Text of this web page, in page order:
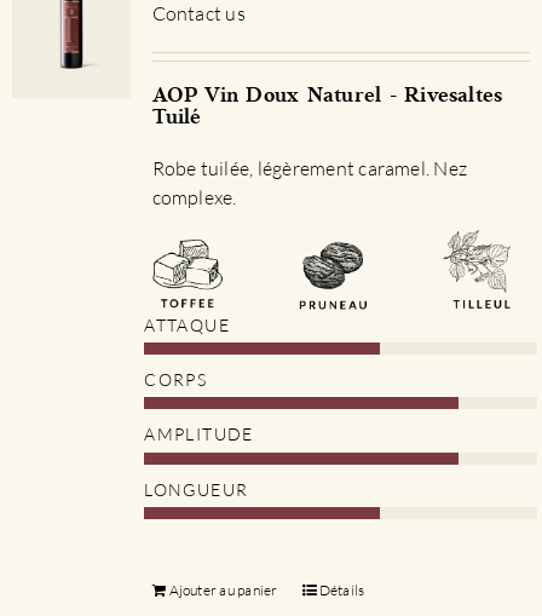
Contact us
AOP Vin Doux Naturel - Rivesaltes
Tuilé
Robe tuilée, légèrement caramel. Nez
complexe.
ATTAQUE
CORPS
AMPLITUDE
LONGUEUR
Ajouter au panier Détails